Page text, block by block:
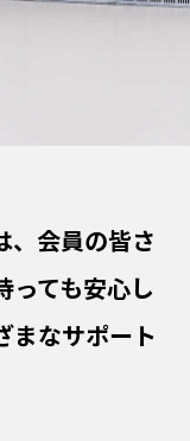
、会員の皆さ
っても安心し
まなサポート